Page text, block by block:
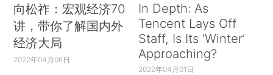
向松祚：宏观经济70
讲，带你了解国内外
经济大局
2022年04月06日
In Depth: As
Tencent Lays Off
Staff, Is Its ‘Winter’
Approaching?
2022年04月01日